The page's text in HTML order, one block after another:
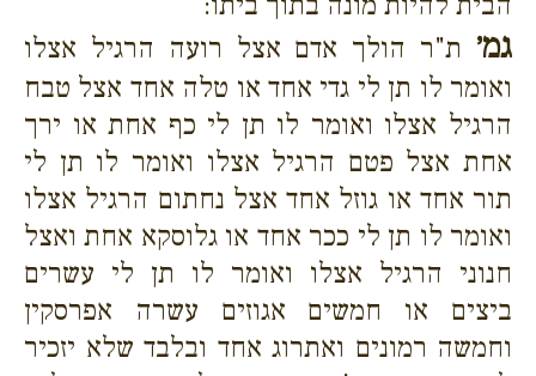
גמ׳ ת"ר הולך אדם אצל רועה הרגיל אצלו
ואומר לו תן לי גדי אחד או טלה אחד אצל טבח
הרגיל אצלו ואומר לו תן לי כף אחת או ירך
אחת אצל פטם הרגיל אצלו ואומר לו תן לי
תור אחד או גוזל אחד אצל נחתום הרגיל אצלו
ואומר לו תן לי ככר אחד או גלוסקא אחת ואצל
חנוני הרגיל אצלו ואומר לו תן לי עשרים
ביצים או חמשים אגוזים עשרה אפרסקין
וחמשה רמונים ואתרוג אחד ובלבד שלא יזכיר